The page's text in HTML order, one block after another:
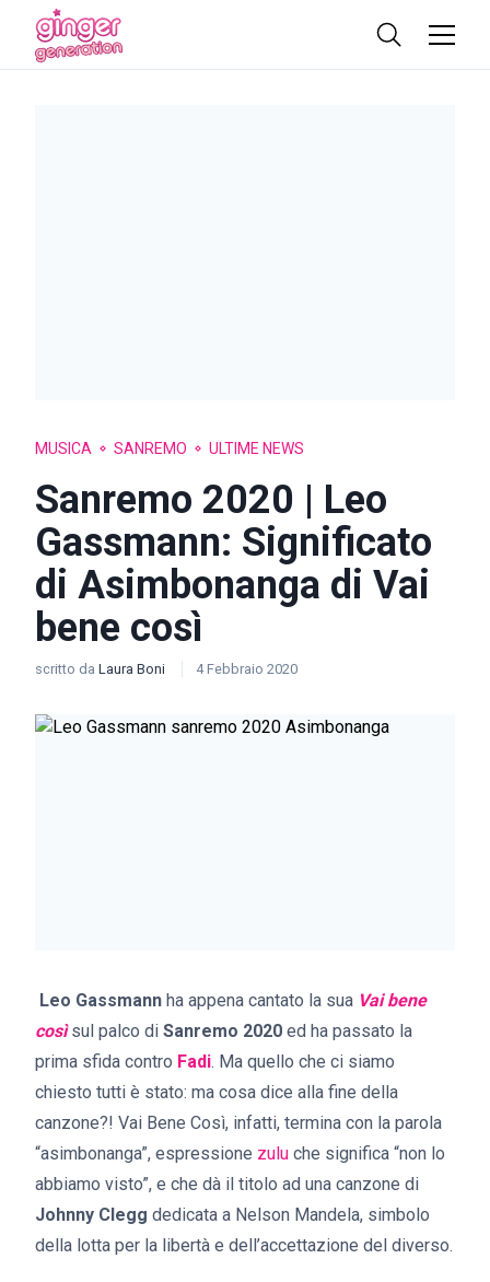
MUSICA SANREMO ULTIME NEWS
Sanremo 2020 | Leo
Gassmann: Significato
di Asimbonanga di Vai
bene così
scritto da Laura Boni 4 Febbraio 2020
Leo Gassmann ha appena cantato la sua Vai bene
così sul palco di Sanremo 2020 ed ha passato la
prima sfida contro Fadi. Ma quello che ci siamo
chiesto tutti è stato: ma cosa dice alla fine della
canzone?! Vai Bene Così, infatti, termina con la parola
“asimbonanga”, espressione zulu che significa “non lo
abbiamo visto”, e che dà il titolo ad una canzone di
Johnny Clegg dedicata a Nelson Mandela, simbolo
della lotta per la libertà e dell’accettazione del diverso.